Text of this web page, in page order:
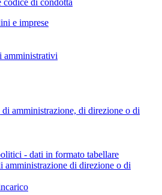
e imprese
amministrativi
amministrazione, di direzione o di
- dati in formato tabellare
di direzione o di